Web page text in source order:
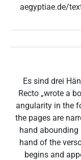
aegyptiae.de/
Es sind drei
Recto „wrote a
angularity in the
the pages are
hand abounding
hand of the
begins and